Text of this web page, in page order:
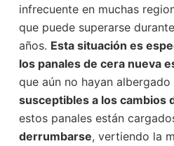
infrecuente en muchas
que puede superarse
años. Esta situación es
los panales de cera nueva
que aún no hayan
susceptibles a los cambios
estos panales están
derrumbarse, vertiendo la